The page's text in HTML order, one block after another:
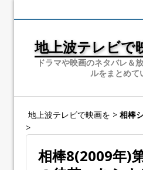
地上波テレビで
ドラマや映画のネタバレ＆
ルをまとめて
地上波テレビで映画を > 相棒
>
相棒8(2009年)